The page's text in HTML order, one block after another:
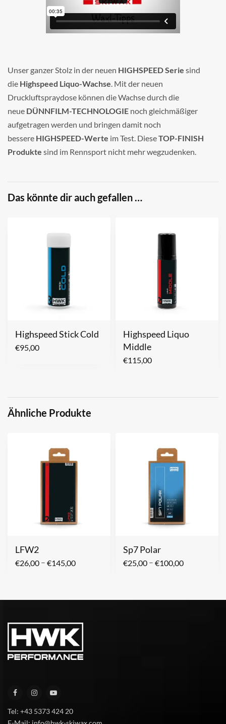
Unser ganzer Stolz in der neuen HIGHSPEED Serie sind
die Highspeed Liquo-Wachse. Mit der neuen
Druckluftspraydose können die Wachse durch die
neue DÜNNFILM-TECHNOLOGIE noch gleichmäßiger
aufgetragen werden und bringen damit noch
bessere HIGHSPEED-Werte im Test. DieseTOP-FINISH
Produkte sind im Rennsport nicht mehr wegzudenken.
Das könnte dir auch gefallen …
Highspeed Stick Cold
€95,00
Highspeed Liquo
Middle
€115,00
Ähnliche Produkte
LFW2
€26,00 – €145,00
Sp7 Polar
€25,00 – €100,00
Tel: +43 5373 424 20